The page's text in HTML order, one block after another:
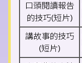
口頭閱讀報告
的技巧(短片)
講故事的技巧
(短片)